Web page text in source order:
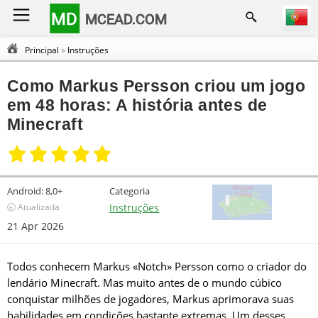
MD MCEAD.COM
Principal » Instruções
Como Markus Persson criou um jogo
em 48 horas: A história antes de
Minecraft
Android:8,0+
🕣 Atualizada
21 Apr 2026
Categoria
Instruções
Todos conhecem Markus «Notch» Persson como o criador do
lendário Minecraft. Mas muito antes de o mundo cúbico
conquistar milhões de jogadores, Markus aprimorava suas
habilidades em condições bastante extremas. Um desses